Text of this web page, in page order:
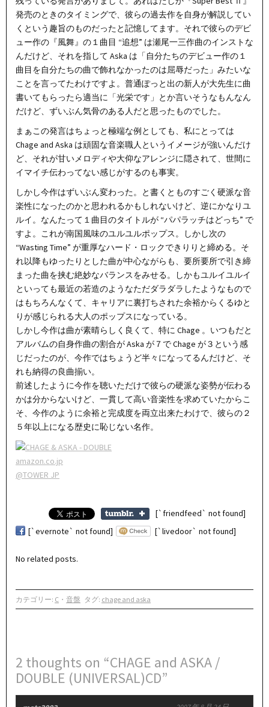
発売のときのタイミングで、彼らの過去作を自身が解説してい
くという趣旨のものだったと記憶してます。それで彼らのデビ
ュー作の『風舞』の１曲目 “追想” は瀬尾一三作曲のインストな
んだけど、それを指して Aska は「自分たちのデビュー作の１
曲目を自分たちの曲で飾れなかったのは屈辱だった」みたいな
ことを言ってたわけですよ。普通ぽっと出の新人が大先生に曲
書いてもらったら適当に「光栄です」とか言いそうなもんなん
だけど、ずいぶん気骨のある人だと思ったものでした。
まぁこの発言はちょっと極端な例としても、私にとっては
Chage and Aska は頑固な音楽職人というイメージが強いんだけ
ど、それが甘いメロディや大仰なアレンジに隠されて、世間に
イマイチ伝わってない感じがするのも事実。
しかし今作はずいぶん変わった。と書くとものすごく硬派な音
楽性になったのかと思われるかもしれないけど、逆にかなりユ
ルイ。なんたって１曲目のタイトルが “パパラッチはどっち” で
すよ。これが南国風味のユルユルポップス。しかし次の
“Wasting Time” が重厚なハード・ロックできりりと締める。そ
れ以降もゆったりとした曲が中心ながらも、要所要所で引き締
まった曲を挟む絶妙なバランスをみせる。しかもユルイユルイ
といっても最近の若造のようなただダラダラしたようなもので
はもちろんなくて、キャリアに裏打ちされた余裕からくるゆと
りが感じられる大人のポップスになっている。
しかし今作は曲が素晴らしく良くて、特に Chage 。いつもだと
アルバムの自身作曲の割合が Aska が７で Chage が３という感
じだったのが、今作ではちょうど半々になってるんだけど、そ
れも納得の良曲揃い。
前述したように今作を聴いただけで彼らの硬派な姿勢が伝わる
かは分からないけど、一貫して高い音楽性を求めていたからこ
そ、今作のように余裕と完成度を両立出来たわけで、彼らの２
５年以上になる歴史に恥じない名作。
amazon.co.jp
@TOWER JP
[`friendfeed` not found]
[`evernote` not found]
[`livedoor` not found]
No related posts.
カテゴリー: C ・ 音盤 タグ: chage and aska
2 thoughts on “CHAGE and ASKA /
DOUBLE (UNIVERSAL)CD”